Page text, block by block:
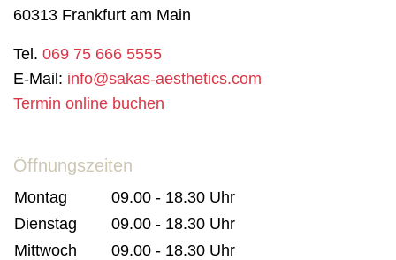
60313 Frankfurt am Main
Tel. 069 75 666 5555
E-Mail: info@sakas-aesthetics.com
Termin online buchen
Öffnungszeiten
Montag
09.00 - 18.30 Uhr
Dienstag
09.00 - 18.30 Uhr
Mittwoch
09.00 - 18.30 Uhr